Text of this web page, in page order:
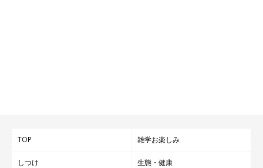
TOP 雑学お楽しみ
しつけ 生態・健康